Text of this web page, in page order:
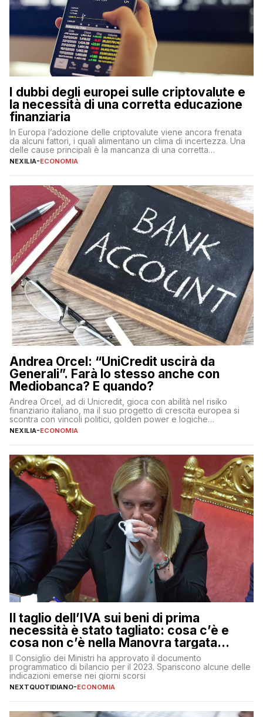
I dubbi degli europei sulle criptovalute e
la necessità di una corretta educazione
finanziaria
In Europa l’adozione delle criptovalute viene ancora frenata
da alcuni fattori, i quali alimentano un clima di incertezza. Una
delle cause principali è la mancanza di una corretta
educazione finanziaria, che impedisce ad una larga parte della
sulle criptovalute: […]
NEXILIA-ECONOMIA
Andrea Orcel: “UniCredit uscirà da
Generali”. Farà lo stesso anche con
Mediobanca? E quando?
Andrea Orcel, ad di Unicredit, gioca con abilità nel risiko
finanziario italiano, ma il suo progetto di crescita europea si
scontra con vincoli politici, golden power e logiche
protezionistiche. Orcel e la mossa su Generali Andrea Orcel,
NEXILIA-ECONOMIA
Il taglio dell’IVA sui beni di prima
necessità è stato tagliato: cosa c’è e
cosa non c’è nella Manovra targata
Meloni
Il Consiglio dei Ministri ha approvato il documento
programmatico di bilancio per il 2023. Spariscono alcune delle
indicazioni emerse nei giorni scorsi
NEXTQUOTIDIANO-ECONOMIA